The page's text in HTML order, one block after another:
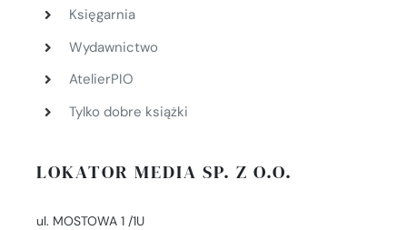
Księgarnia
Wydawnictwo
AtelierPIO
Tylko dobre książki
LOKATOR MEDIA SP. Z O.O.
ul. MOSTOWA 1 /1U